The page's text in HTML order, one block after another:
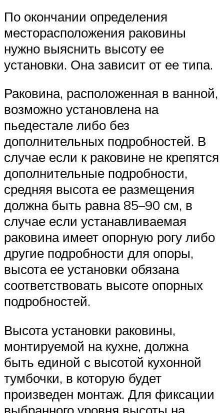
По окончании определения
месторасположения раковины
нужно выяснить высоту ее
установки. Она зависит от ее типа.
Раковина, расположенная в ванной,
возможно установлена на
пьедестале либо без
дополнительных подробностей. В
случае если к раковине не крепятся
дополнительные подробности,
средняя высота ее размещения
должна быть равна 85–90 см, в
случае если устанавливаемая
раковина имеет опорную рогу либо
другие подробности для опоры,
высота ее установки обязана
соответствовать высоте опорных
подробностей.
Высота установки раковины,
монтируемой на кухне, должна
быть единой с высотой кухонной
тумбочки, в которую будет
произведен монтаж. Для фиксации